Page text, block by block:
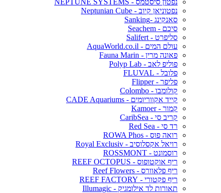
נפטוניאן קיוב - Neptunian Cube
סאנקינג -Sanking
סיכם - Seachem
סליפרט - Salifert
עולם המים - AquaWorld.co.il
פאונה מרין - Fauna Marin
פוליפ לאב - Polyp Lab
פלובל - FLUVAL
פליפר - Flipper
קולומבו - Colombo
קייד אקווריומים - CADE Aquariums
קמור - Kamoer
קריב סי - CaribSea
רד סי - Red Sea
רואה פוס - ROWA Phos
רויאל אקסלוסיב - Royal Exclusiv
רוסמונט - ROSSMONT
ריף אוקטופוס - REEF OCTOPUS
ריף פלאוורס - Reef Flowers
ריף פקטורי - REEF FACTORY
תאורות לד אילומגיק - Illumagic